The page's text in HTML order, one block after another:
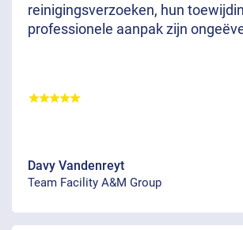
reinigingsverzoeken, hun
professionele aanpak zijn
Davy Vandenreyt
Team Facility A&M Group